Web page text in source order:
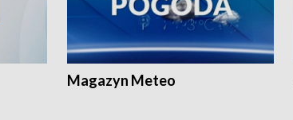
Magazyn Meteo